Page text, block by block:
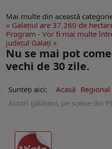
Mai multe din această
« Galaţiul are 37.260 de
Program - Vor fi mai multe
județul Galați »
Nu se mai pot
vechi de 30 zile.
Sunteți aici: Acasă Regional
Actori gălăţeni, pe scene din